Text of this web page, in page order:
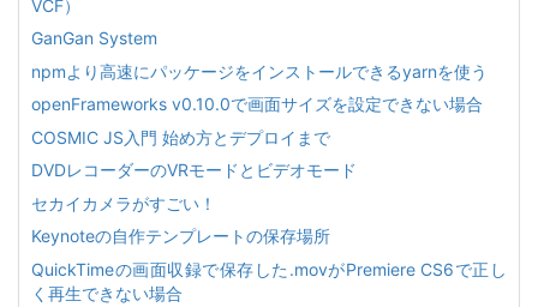
VCF）
GanGan System
npmより高速にパッケージをインストールできるyarnを使う
openFrameworks v0.10.0で画面サイズを設定できない場合
COSMIC JS入門 始め方とデプロイまで
DVDレコーダーのVRモードとビデオモード
セカイカメラがすごい！
Keynoteの自作テンプレートの保存場所
QuickTimeの画面収録で保存した.movがPremiere CS6で正し
く再生できない場合